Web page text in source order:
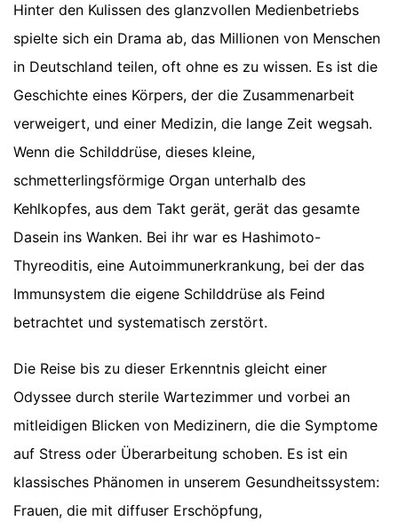
Hinter den Kulissen des glanzvollen Medienbetriebs
spielte sich ein Drama ab, das Millionen von Menschen
in Deutschland teilen, oft ohne es zu wissen. Es ist die
Geschichte eines Körpers, der die Zusammenarbeit
verweigert, und einer Medizin, die lange Zeit wegsah.
Wenn die Schilddrüse, dieses kleine,
schmetterlingsförmige Organ unterhalb des
Kehlkopfes, aus dem Takt gerät, gerät das gesamte
Dasein ins Wanken. Bei ihr war es Hashimoto-
Thyreoditis, eine Autoimmunerkrankung, bei der das
Immunsystem die eigene Schilddrüse als Feind
betrachtet und systematisch zerstört.
Die Reise bis zu dieser Erkenntnis gleicht einer
Odyssee durch sterile Wartezimmer und vorbei an
mitleidigen Blicken von Medizinern, die die Symptome
auf Stress oder Überarbeitung schoben. Es ist ein
klassisches Phänomen in unserem Gesundheitssystem:
Frauen, die mit diffuser Erschöpfung,